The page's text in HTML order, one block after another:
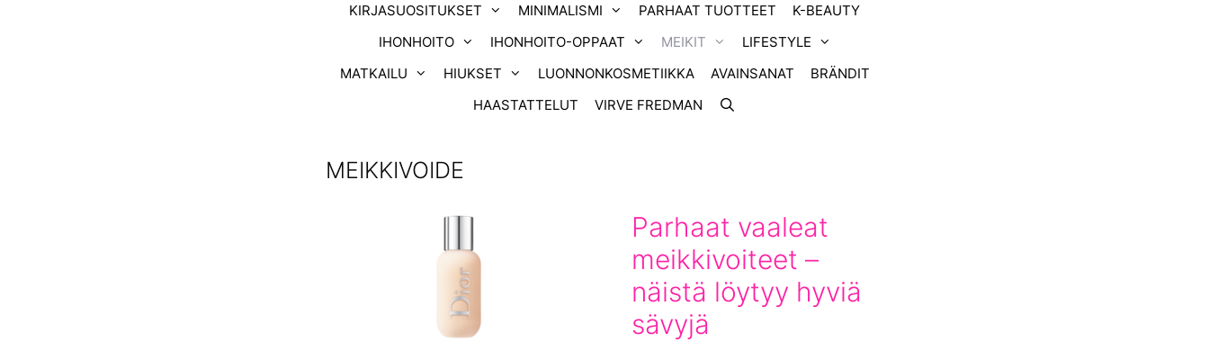
KIRJASUOSITUKSET MINIMALISMI PARHAAT TUOTTEET
K-BEAUTY
IHONHOITO
IHONHOITO-OPPAAT MEIKIT
LIFESTYLE
MATKAILU
HIUKSET LUONNONKOSMETIIKKA AVAINSANAT
BRÄNDIT
HAASTATTELUT
VIRVE FREDMAN
MEIKKIVOIDE
Parhaat vaaleat
meikkivoiteet –
näistä löytyy hyviä
sävyjä